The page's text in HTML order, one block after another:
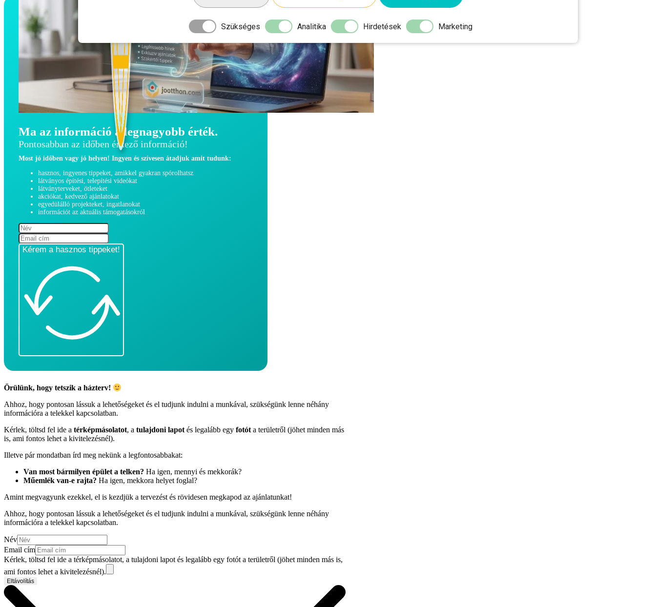
Ma az információ a legnagyobb érték.
Pontosabban az időben érkező információ!
Most jó időben vagy jó helyen! Ingyen és szívesen átadjuk amit tudunk:
hasznos, ingyenes tippeket, amikkel gyakran spórolhatsz
látványos építési, telepítési videókat
látványterveket, ötleteket
akciókat, kedvező ajánlatokat
egyedülálló projekteket, ingatlanokat
információt az aktuális támogatásokról
Kérem a hasznos tippeket!
Örülünk, hogy tetszik a házterv!
Ahhoz, hogy pontosan lássuk a lehetőségeket és el tudjunk indulni a munkával, szükségünk lenne néhány
információra a telekkel kapcsolatban.
Kérlek, töltsd fel ide a térképmásolatot, a tulajdoni lapot és legalább egy fotót a területről (jöhet minden más
is, ami fontos lehet a kivitelezésnél).
Illetve pár mondatban írd meg nekünk a legfontosabbakat:
Van most bármilyen épület a telken? Ha igen, mennyi és mekkorák?
Műemlék van-e rajta? Ha igen, mekkora helyet foglal?
Amint megvagyunk ezekkel, el is kezdjük a tervezést és rövidesen megkapod az ajánlatunkat!
Ahhoz, hogy pontosan lássuk a lehetőségeket és el tudjunk indulni a munkával, szükségünk lenne néhány
információra a telekkel kapcsolatban.
Név
Email cím
Kérlek, töltsd fel ide a térképmásolatot, a tulajdoni lapot és legalább egy fotót a területről (jöhet minden más is,
ami fontos lehet a kivitelezésnél).
Eltávolítás
Szükséges Analitika Hirdetések Marketing